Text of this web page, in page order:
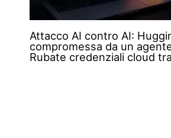
Attacco AI contro AI:
compromessa da un
Rubate credenziali cloud